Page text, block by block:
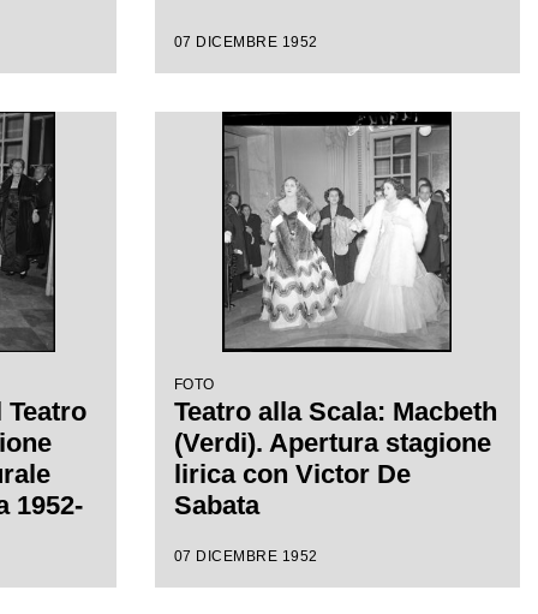
07 DICEMBRE 1952
1952-
FOTO
Teatro alla Scala: Macbeth
(Verdi). Apertura stagione
lirica con Victor De
Sabata
07 DICEMBRE 1952